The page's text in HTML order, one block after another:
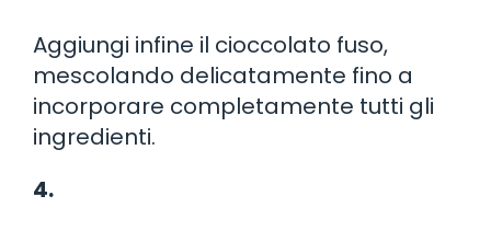
Aggiungi infine il cioccolato fuso,
mescolando delicatamente fino a
incorporare completamente tutti gli
ingredienti.
4.